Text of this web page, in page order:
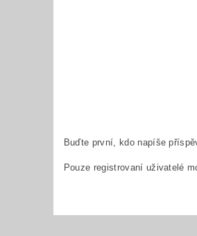
Buďte první, kdo napíše
Pouze registrovaní uživatelé